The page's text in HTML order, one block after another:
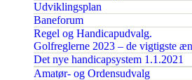
Udviklingsplan
Baneforum
Regel og Handicapudvalg.
Golfreglerne 2023 – de vigtigste
Det nye handicapsystem 1.1.2021
Amatør- og Ordensudvalg